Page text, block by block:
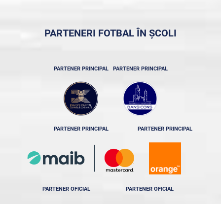
PARTENERI FOTBAL ÎN ȘCOLI
PARTENER PRINCIPAL PARTENER PRINCIPAL
PARTENER PRINCIPAL PARTENER PRINCIPAL
PARTENER OFICIAL PARTENER OFICIAL